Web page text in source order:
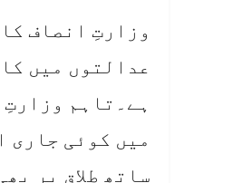
وزارتِ انصاف
عدالتوں میں
ہے۔تاہم وزارتِ
میں کوئی جاری